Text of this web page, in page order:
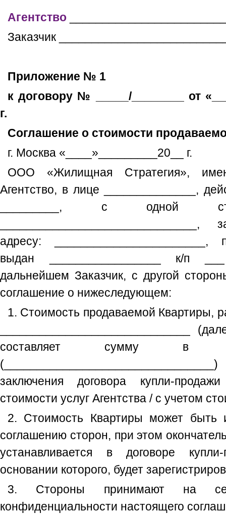
Агентство
Заказчик
Приложение № 1
к договору № _____/________ от
г.
Соглашение о стоимости
г. Москва «____»_________20__ г.
ООО «Жилищная Стратегия»,
Агентство, в лице ______________,
_________, с одной
______________________________,
адресу: _______________________,
выдан _________________ к/п
дальнейшем Заказчик, с другой
соглашение о нижеследующем:
1. Стоимость продаваемой Квартиры,
_____________________________
составляет сумму в
заключения договора купли-
стоимости услуг Агентства / с учетом
2. Стоимость Квартиры может быть
соглашению сторон, при этом
устанавливается в договоре
основании которого, будет
3. Стороны принимают на
конфиденциальности настоящего